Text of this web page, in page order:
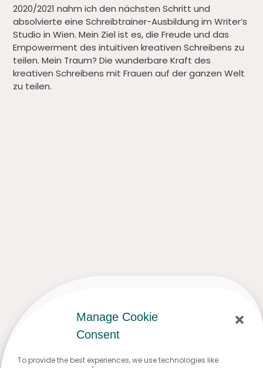
Manage Cookie
Consent
To provide the best experiences, we use technologies like
2020/2021 nahm ich den nächsten Schritt und
absolvierte eine Schreibtrainer-Ausbildung im Writer’s
Studio in Wien. Mein Ziel ist es, die Freude und das
Empowerment des intuitiven kreativen Schreibens zu
teilen. Mein Traum? Die wunderbare Kraft des
kreativen Schreibens mit Frauen auf der ganzen Welt
zu teilen.